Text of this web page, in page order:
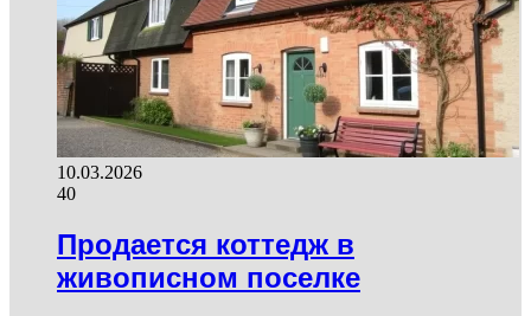
10.03.2026
40
Продается коттедж в
живописном поселке